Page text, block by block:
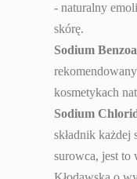
- naturalny
skórę.
Sodium
kosmetykach
Sodium
składnik każdej
surowca, jest to